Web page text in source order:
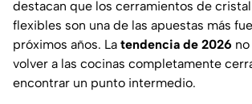
destacan que los cerramientos de
flexibles son una de las apuestas más
próximos años. La tendencia de 2026
volver a las cocinas completamente
encontrar un punto intermedio.